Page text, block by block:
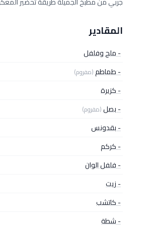
المقادير
- ملح وفلفل
- طماطم(مفروم)
- كزيرة
- بصل(مفروم)
- بقدونس
- كركم
- فلفل الوان
- زيت
- كاتشب
- شطة